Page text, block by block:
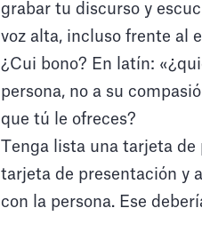
grabar tu discurso y
voz alta, incluso frente al
¿Cui bono? En latín:
persona, no a su
que tú le ofreces?
Tenga lista una tarjeta de
tarjeta de presentación y
con la persona. Ese